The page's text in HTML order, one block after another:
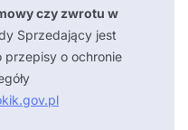
czy zwrotu w
Sprzedający jest
przepisy o ochronie